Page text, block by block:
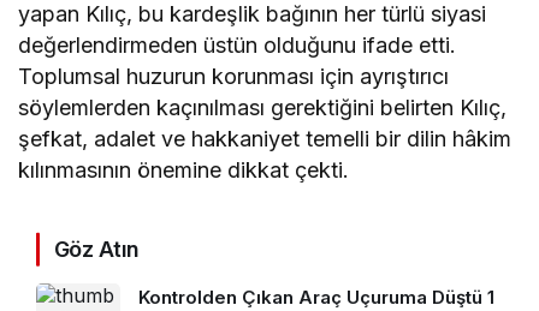
yapan Kılıç, bu kardeşlik bağının her türlü siyasi
değerlendirmeden üstün olduğunu ifade etti.
Toplumsal huzurun korunması için ayrıştırıcı
söylemlerden kaçınılması gerektiğini belirten Kılıç,
şefkat, adalet ve hakkaniyet temelli bir dilin hâkim
kılınmasının önemine dikkat çekti.
Göz Atın
Kontrolden Çıkan Araç Uçuruma Düştü 1